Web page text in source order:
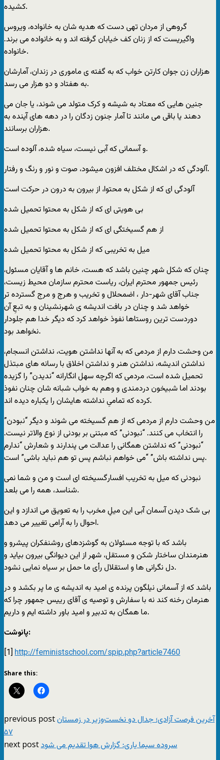
کشیده.
گروهی از مردان تهی دست که هدیه شان به خانواده، ویروس
واگیریست که از زنان کف خیابان گرفته اند و به خانواده می برند.
خانواده.
هزاران زن جوان کارتن خواب که به گفته ی ماموری در زندان، آمارشان
به هفتاد و دو هزار می رسد.
جنین هایی که معتاد به شیشه و کرک متولد می شوند، یا جان می
دهند یا باقی می مانند تا آمار جنون زدگان را در دهه های آینده به
هزاران برسانند.
و آسمانی که آبی نیست، سیاه شده، آلوده است.
آلودگی که در اشکال مختلف افزون میشود، صوت و نور و رنگ و رفتار.
آلودگی ای که از شکل به محتوا، از بیرون به درون در حرکت است
بی هویتی ای که از شکل به محتوا تحمیل شده
از هم گسیختگی ای که از شکل به محتوا تحمیل شده
میل به تخریبی که از شکل به محتوا تحمیل شده
چنان که شکل شهر چنین باشد که هست، خانم ها و آقایان مسئول،
رئیس جمهور محترم ایران، ریاست محترم سازمان محیط زیست،
جناب آقای شهر-دار ، اضمحلال و تخریب و هرج و مرج گسترده تر
خواهد شد و چنان در بافت اندیشه ی شهرنشینان و به تبعِ آن
دوردست ترین روستاها نفوذ خواهد کرد که دیگر خدا هم جلودار
نخواهد بود.
من وحشت دارم از مردمی که به آنها نداشتن هویت، نداشتن انسجام،
نداشتن اندیشه، نداشتن هنر و نداشتن اخلاق با رسانه های مبتذل
تحمیل شده است، مردمی که اگرچه سهل انگارانه “ندیدن” را گزیده
بودند اما شبیخون دردمندی و وهم به خواب شبانه شان چنان نفوذ
کرده که تمامیِ نداشته هایشان را یکباره دیده اند.
من وحشت دارم از مردمی که از هم گسیخته می شوند و دیگر “نبودن”
را انتخاب می کنند. “نبودنی” که مبتنی بر بودنی از نوع والاتر نیست.
“نبودنی” که نداشتن همگانی را عدالت می پندارند و شعارش “ندارم
پس نداشته باش” “می خواهم نباشم پس تو هم نباید باشی” است.
نبودنی که میل به تخریب افسارگسیخته ای است و من و شما نمی
شناسد، همه را می بلعد.
بی شک دیدن آسمان آبی این میلِ مخرب را به تعویق می اندازد و این
احوال را به آرامی تغییر می دهد.
باشد که با توجه مسئولان به گوشزدهای روشنفکران پیشرو و
هنرمندان ساختار شکن و مستقل، شهر از این دیوانگی بیرون بیاید و
دل نگرانی ها و استقلال رأی ما حمل بر سیاه نمایی نشود.
باشد که از آسمانی نیلگون پرنده ی امید به اندیشه ی ما پر بکشد و در
هنرمان رخنه کند نه با سفارش و توصیه ی آقای رییس جمهور چرا که
ما همگان به تدبیر و امید باور داشته ایم و داریم.
پانوشت:
[1]http://feministschool.com/spip.php?article7460
Share this:
previous postآخرین فرصت آزادی؛ جدال دو نخست‌وزیر در زمستان
۵۷
next postسروده سیما یاری: گزارش هوا تقدیم می شود